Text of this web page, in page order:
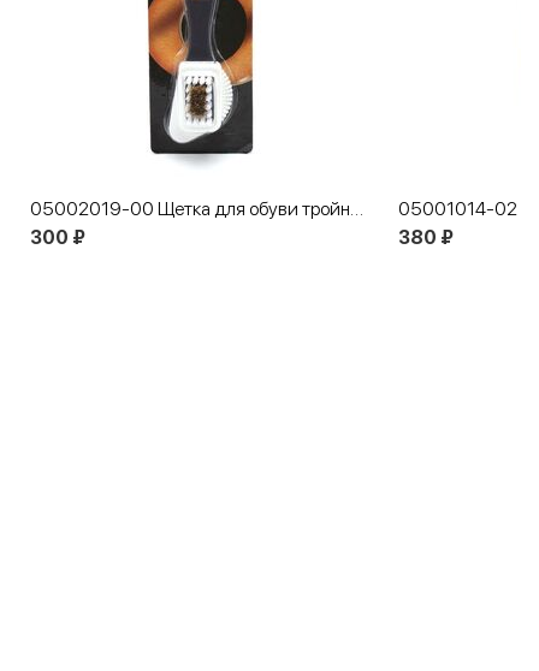
05002019-00 Щетка для обуви тройная
300 ₽
380 ₽